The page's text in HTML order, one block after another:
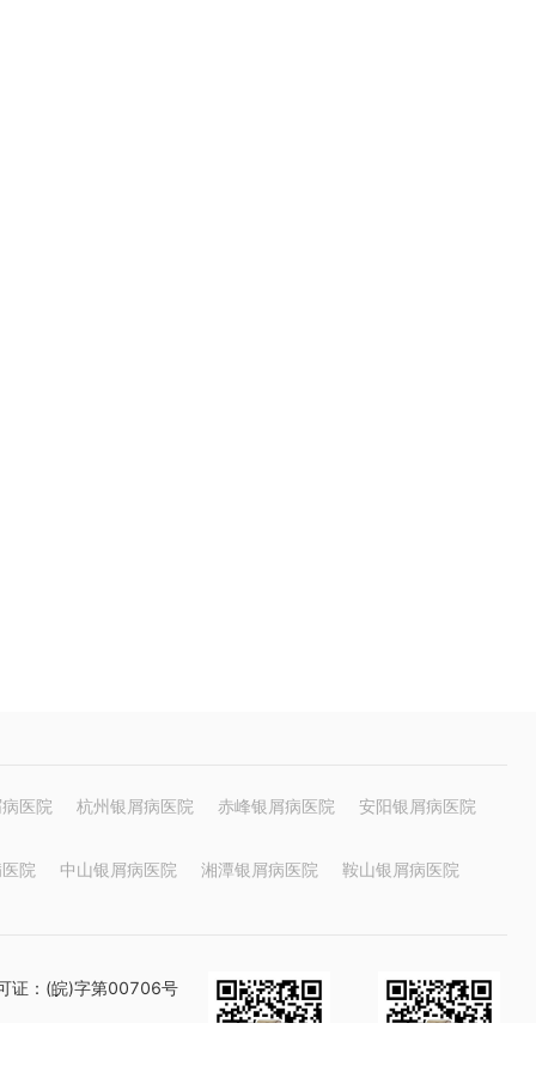
医院 杭州银屑病医院 赤峰银屑病医院 安阳银屑病医院
院 中山银屑病医院 湘潭银屑病医院 鞍山银屑病医院
证：(皖)字第00706号